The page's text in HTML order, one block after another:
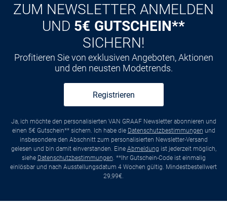
ZUM NEWSLETTER ANMELDEN
UND 5€ GUTSCHEIN**
SICHERN!
Profitieren Sie von exklusiven Angeboten, Aktionen
und den neusten Modetrends.
Registrieren
Ja, ich möchte den personalisierten VAN GRAAF Newsletter abonnieren und
einen 5€ Gutschein** sichern. Ich habe die Datenschutzbestimmungen und
insbesondere den Abschnitt zum personalisierten Newsletter-Versand
gelesen und bin damit einverstanden. Eine Abmeldung ist jederzeit möglich,
siehe Datenschutzbestimmungen. **Ihr Gutschein-Code ist einmalig
einlösbar und nach Ausstellungsdatum 4 Wochen gültig. Mindestbestellwert
29,99€.